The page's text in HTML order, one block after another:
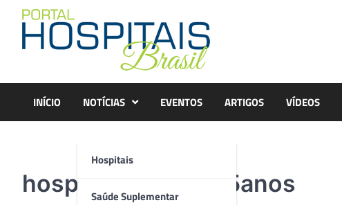
content
INÍCIO NOTÍCIAS
Hospitais
Saúde Suplementar
EVENTOS ARTIGOS VÍDEOS
hospitais_brasil_25anos